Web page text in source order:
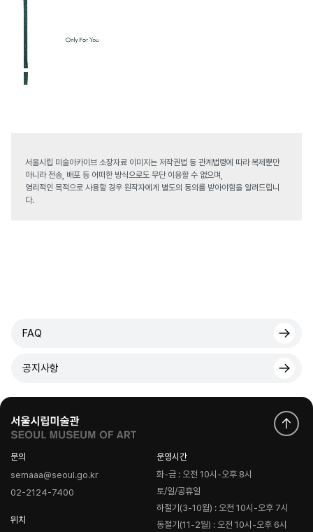
서울시립 미술아카이브 소장자료 이미지는 저작권법 등 관계법령에 따라 복제뿐만
아니라 전송, 배포 등 어떠한 방식으로도 무단 이용할 수 없으며,
영리적인 목적으로 사용할 경우 원작자에게 별도의 동의를 받아야함을 알려드립니
다.
FAQ
공지사항
문의
semaaa@seoul.go.kr
02-2124-7400
위치
운영시간
화-금 : 오전 10시-오후 8시
토/일/공휴일
하절기(3-10월) : 오전 10시-오후 7시
동절기(11-2월) : 오전 10시-오후 6시